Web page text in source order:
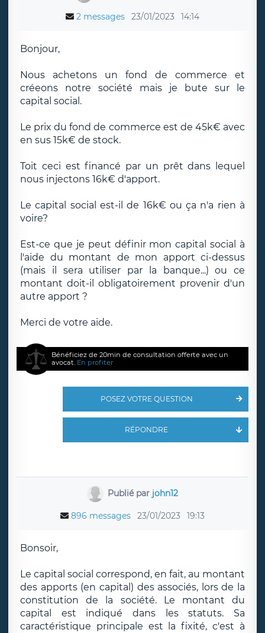
2 messages 23/01/2023 14:14
Bonjour,
Nous achetons un fond de commerce et
créeons notre société mais je bute sur le
capital social.
Le prix du fond de commerce est de 45k€ avec
en sus 15k€ de stock.
Toit ceci est financé par un prêt dans lequel
nous injectons 16k€ d'apport.
Le capital social est-il de 16k€ ou ça n'a rien à
voire?
Est-ce que je peut définir mon capital social à
l'aide du montant de mon apport ci-dessus
(mais il sera utiliser par la banque...) ou ce
montant doit-il obligatoirement provenir d'un
autre apport ?
Merci de votre aide.
Bénéficiez de 20min de consultation offerte avec un
avocat. En profiter
POSEZ VOTRE QUESTION
RÉPONDRE
Publié par john12
896 messages 23/01/2023 19:13
Bonsoir,
Le capital social correspond, en fait, au montant
des apports (en capital) des associés, lors de la
constitution de la société. Le montant du
capital est indiqué dans les statuts. Sa
caractéristique principale est la fixité, c'est à